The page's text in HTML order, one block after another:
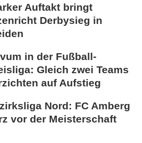
Auftakt bringt
Derbysieg in
in der Fußball-
Gleich zwei Teams
auf Aufstieg
Nord: FC Amberg
vor der Meisterschaft